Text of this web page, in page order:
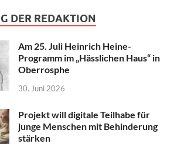
DER REDAKTION
Am 25. Juli Heinrich Heine-
Programm im „Hässlichen Haus“ in
Oberrosphe
30. Juni 2026
Projekt will digitale Teilhabe für
junge Menschen mit Behinderung
stärken